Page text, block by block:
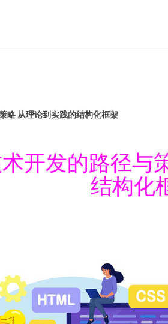
略 从理论到实践的结构化框架
开发的路径与
结构化